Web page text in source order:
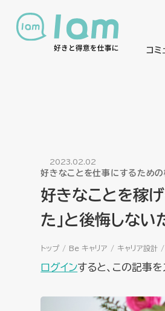
コミ
2023.02.02
好きなことを仕事にするため
好きなことを稼
た」と後悔しない
トップ Be キャリア キャリア設計
ログインすると、この記事を